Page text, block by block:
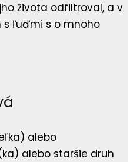
života odfiltroval, a v
ľuďmi s o mnoho
alebo
alebo staršie druh